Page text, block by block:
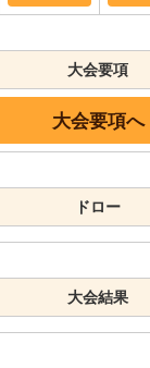
大会要項
大会要項へ
ドロー
大会結果